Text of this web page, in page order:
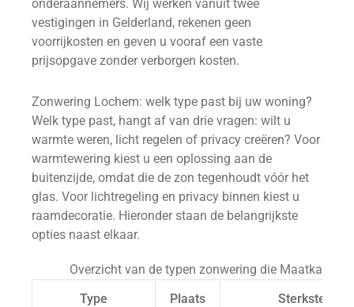
onderaannemers. Wij werken vanuit twee
vestigingen in Gelderland, rekenen geen
voorrijkosten en geven u vooraf een vaste
prijsopgave zonder verborgen kosten.
Zonwering Lochem: welk type past bij uw woning?
Welk type past, hangt af van drie vragen: wilt u
warmte weren, licht regelen of privacy creëren? Voor
warmtewering kiest u een oplossing aan de
buitenzijde, omdat die de zon tegenhoudt vóór het
glas. Voor lichtregeling en privacy binnen kiest u
raamdecoratie. Hieronder staan de belangrijkste
opties naast elkaar.
Overzicht van de typen zonwering die Maatkamp
Type
Plaats Sterkste punt